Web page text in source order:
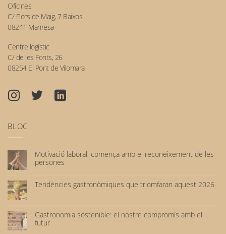
Oficines
C/ Flors de Maig, 7 Baixos
08241 Manresa
Centre logístic
C/ de les Fonts, 26
08254 El Pont de Vilomara
BLOC
Motivació laboral, comença amb el reconeixement de les
persones
hi
ha
Motivació
laboral,
comença
Tendències gastronòmiques que triomfaran aquest 2026
ha
comentaris
a
Gastronomia sostenible: el nostre compromís amb el
futur